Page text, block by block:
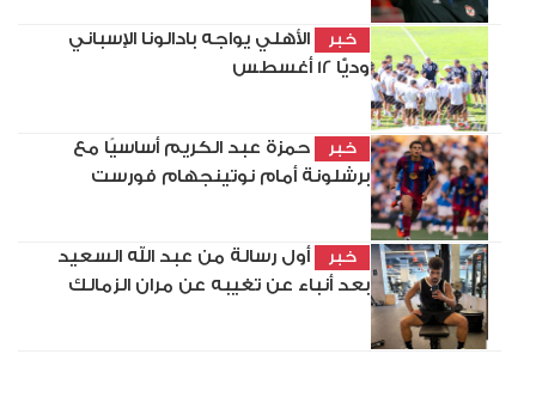
خبر
الأهلي يواجه بادالونا الإسباني
وديًّا 12 أغسطس
خبر
حمزة عبد الكريم أساسيًا مع
برشلونة أمام نوتينجهام فورست
خبر
أول رسالة من عبد الله السعيد
بعد أنباء عن تغيبه عن مران الزمالك